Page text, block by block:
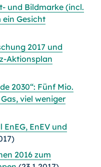
und Bildmarke (incl.
Gesicht
2017 und
Aktionsplan
2030“: Fünf Mio.
viel weniger
EnEV und
2016 zum